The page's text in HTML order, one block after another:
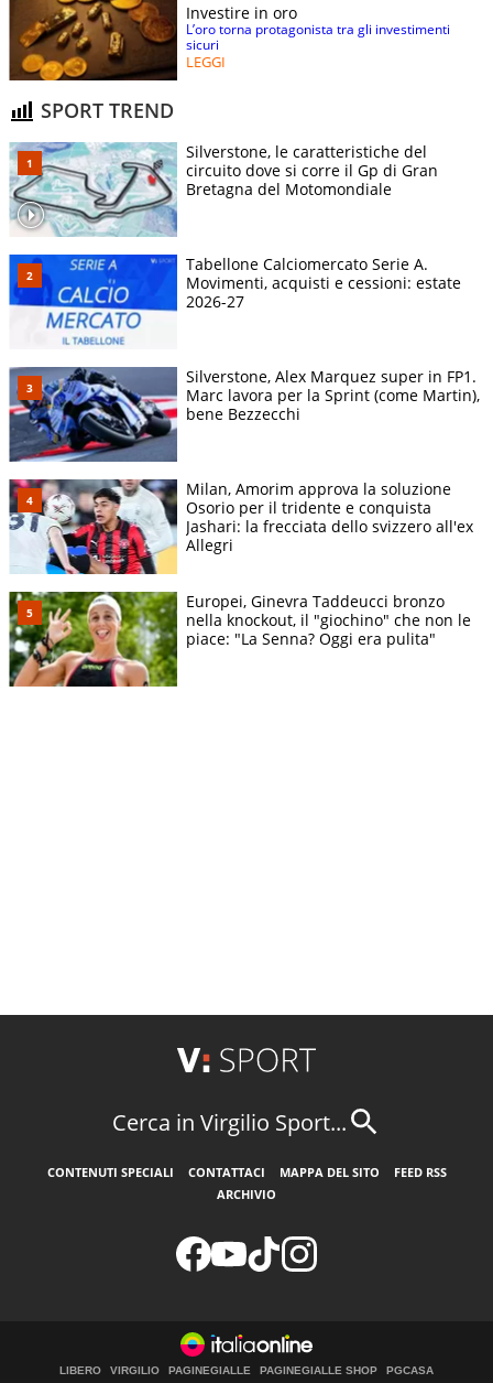
Investire in oro
L’oro torna protagonista tra gli investimenti
sicuri
LEGGI
SPORT TREND
Silverstone, le caratteristiche del
circuito dove si corre il Gp di Gran
Bretagna del Motomondiale
Tabellone Calciomercato Serie A.
Movimenti, acquisti e cessioni: estate
2026-27
Silverstone, Alex Marquez super in FP1.
Marc lavora per la Sprint (come Martin),
bene Bezzecchi
Milan, Amorim approva la soluzione
Osorio per il tridente e conquista
Jashari: la frecciata dello svizzero all'ex
Allegri
Europei, Ginevra Taddeucci bronzo
nella knockout, il "giochino" che non le
piace: "La Senna? Oggi era pulita"
Cerca in Virgilio Sport...
CONTENUTI SPECIALI CONTATTACI MAPPA DEL SITO
FEED RSS
ARCHIVIO
LIBERO VIRGILIO PAGINEGIALLE PAGINEGIALLE SHOP PGCASA